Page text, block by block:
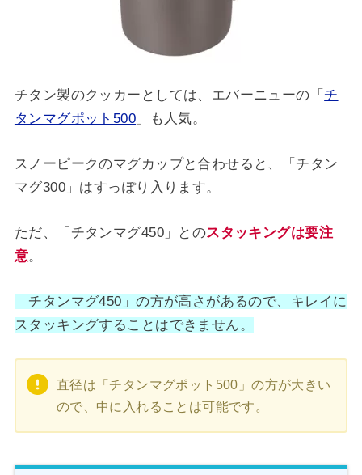
チタン製のクッカーとしては、エバーニューの「 チ
タンマグポット500 」も人気。
スノーピークのマグカップと合わせると、「チタン
マグ300」はすっぽり入ります。
ただ、「チタンマグ450」とのスタッキングは要注
意。
「チタンマグ450」の方が高さがあるので、キレイに
スタッキングすることはできません。
直径は「チタンマグポット500」の方が大きい
ので、中に入れることは可能です。